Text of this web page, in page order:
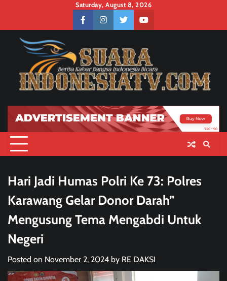
content
Saturday, August 8, 2026
facebookinstagramtwitteryoutube
Hari Jadi Humas Polri Ke 73: Polres
Karawang Gelar Donor Darah”
Mengusung Tema Mengabdi Untuk
Negeri
Posted on November 2, 2024 by RE DAKSI